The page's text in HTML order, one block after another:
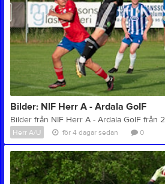
Bilder: NIF Herr A - Ardala GoIF
Herr A/U för 4 dagar sedan 0